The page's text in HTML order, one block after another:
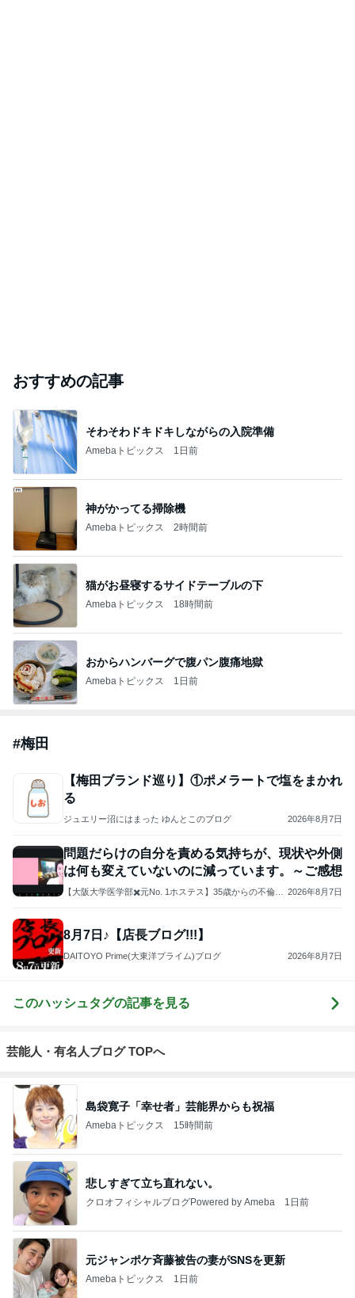
おすすめの記事
そわそわドキドキしながらの入院準備
Amebaトピックス 1日前
神がかってる掃除機
Amebaトピックス 2時間前
猫がお昼寝するサイドテーブルの下
Amebaトピックス 18時間前
おからハンバーグで腹パン腹痛地獄
Amebaトピックス 1日前
#梅田
【梅田ブランド巡り】①ポメラートで塩をまかれ
る
ジュエリー沼にはまった ゆんとこのブログ 2026年8月7日
問題だらけの自分を責める気持ちが、現状や外側
は何も変えていないのに減っています。～ご感想
【大阪大学医学部✖️元No. 1ホステス】35歳からの不倫恋
2026年8月7日
8月7日♪【店長ブログ!!!】
DAITOYO Prime(大東洋プライム)ブログ 2026年8月7日
このハッシュタグの記事を見る
芸能人・有名人ブログ TOPへ
島袋寛子「幸せ者」芸能界からも祝福
Amebaトピックス 15時間前
悲しすぎて立ち直れない。
クロオフィシャルブログPowered by Ameba 1日前
元ジャンポケ斉藤被告の妻がSNSを更新
Amebaトピックス 1日前